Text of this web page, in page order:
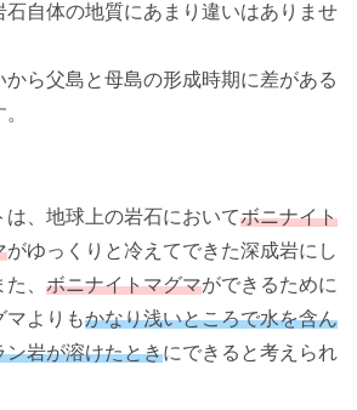
石自体の地質にあまり違いはありませ
から父島と母島の形成時期に差がある
、地球上の岩石においてボニナイト
がゆっくりと冷えてできた深成岩にし
、 ボニナイトマグマができるために
マよりもかなり浅いところで水を含ん
ン岩が溶けたときにできると考えられ